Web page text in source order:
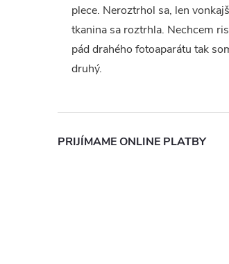
plece. Neroztrhol sa, len
tkanina sa roztrhla. Nechcem
pád drahého fotoaparátu tak
druhý.
PRIJÍMAME ONLINE PLATBY